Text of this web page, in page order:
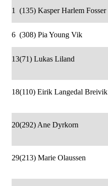
1 (135) Kasper Harlem Fosser
6 (308) Pia Young Vik
13(71) Lukas Liland
18(110) Eirik Langedal Breivik
20(292) Ane Dyrkorn
29(213) Marie Olaussen